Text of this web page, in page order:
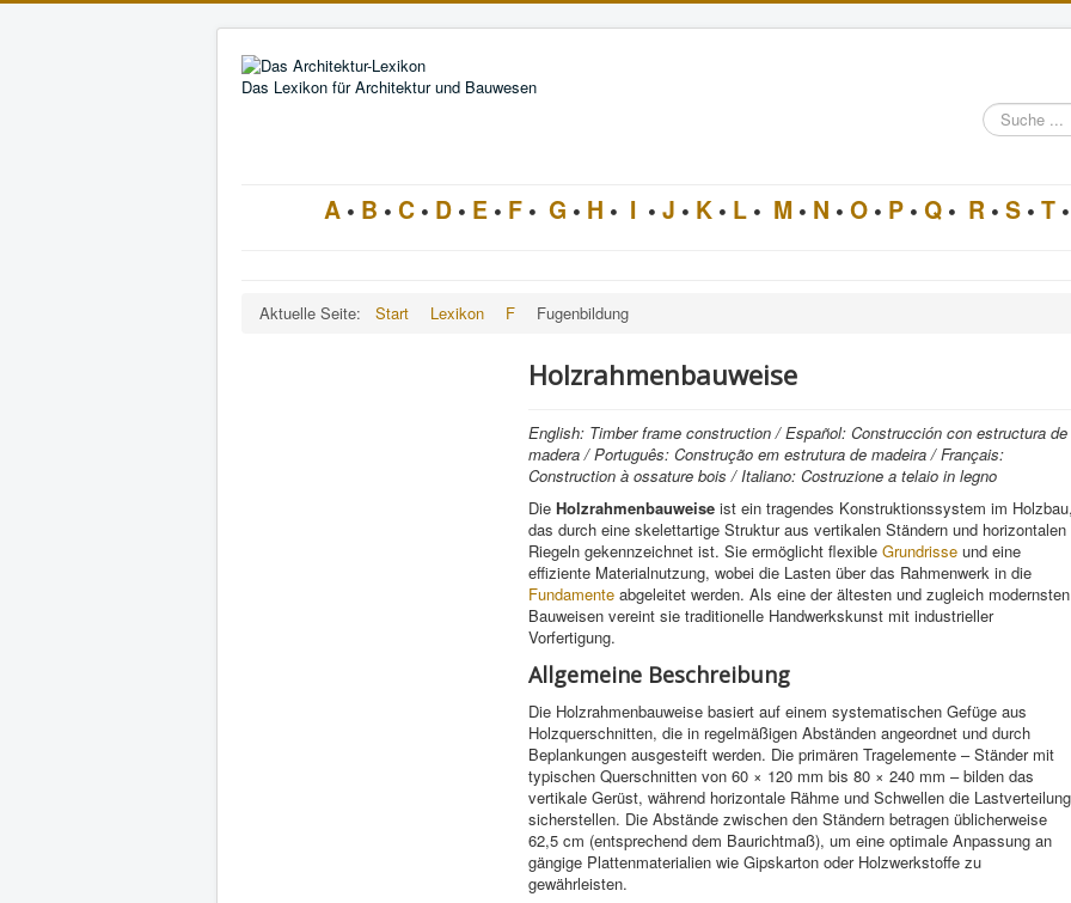
Das Lexikon für Architektur und Bauwesen
Suche
im
A • B • C • D • E • F • G • H • I • J • K • L • M • N • O • P • Q • R • S • T •
Aktuelle Seite: Start Lexikon F Fugenbildung
Holzrahmenbauweise
English: Timber frame construction / Español: Construcción con estructura de
madera / Português: Construção em estrutura de madeira / Français:
Construction à ossature bois / Italiano: Costruzione a telaio in legno
Die Holzrahmenbauweise ist ein tragendes Konstruktionssystem im
das durch eine skelettartige Struktur aus vertikalen Ständern und horizontalen
Riegeln gekennzeichnet ist. Sie ermöglicht flexible Grundrisse und eine
effiziente Materialnutzung, wobei die Lasten über das Rahmenwerk in die
Fundamente abgeleitet werden. Als eine der ältesten und zugleich modernsten
Bauweisen vereint sie traditionelle Handwerkskunst mit industrieller
Vorfertigung.
Allgemeine Beschreibung
Die Holzrahmenbauweise basiert auf einem systematischen Gefüge aus
Holzquerschnitten, die in regelmäßigen Abständen angeordnet und durch
Beplankungen ausgesteift werden. Die primären Tragelemente – Ständer mit
typischen Querschnitten von 60 × 120 mm bis 80 × 240 mm – bilden das
vertikale Gerüst, während horizontale Rähme und Schwellen die Lastverteilung
sicherstellen. Die Abstände zwischen den Ständern betragen üblicherweise
62,5 cm (entsprechend dem Baurichtmaß), um eine optimale Anpassung an
gängige Plattenmaterialien wie Gipskarton oder Holzwerkstoffe zu
gewährleisten.